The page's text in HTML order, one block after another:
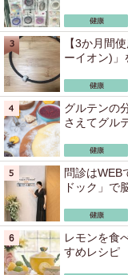
【3か月間
ーイオン)」
グルテンの
さえてグル
問診はWEB
ドック」で
レモンを食
すめレシピ